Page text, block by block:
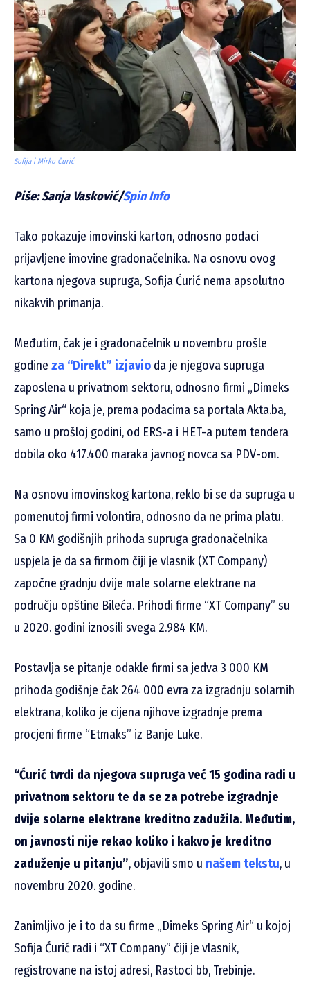
Sofija i Mirko Ćurić
Piše: Sanja Vasković/Spin Info
Tako pokazuje imovinski karton, odnosno podaci
prijavljene imovine gradonačelnika. Na osnovu ovog
kartona njegova supruga, Sofija Ćurić nema apsolutno
nikakvih primanja.
Međutim, čak je i gradonačelnik u novembru prošle
godine za “Direkt” izjavio da je njegova supruga
zaposlena u privatnom sektoru, odnosno firmi „Dimeks
Spring Air“ koja je, prema podacima sa portala Akta.ba,
samo u prošloj godini, od ERS-a i HET-a putem tendera
dobila oko 417.400 maraka javnog novca sa PDV-om.
Na osnovu imovinskog kartona, reklo bi se da supruga u
pomenutoj firmi volontira, odnosno da ne prima platu.
Sa 0 KM godišnjih prihoda supruga gradonačelnika
uspjela je da sa firmom čiji je vlasnik (XT Company)
započne gradnju dvije male solarne elektrane na
području opštine Bileća. Prihodi firme “XT Company” su
u 2020. godini iznosili svega 2.984 KM.
Postavlja se pitanje odakle firmi sa jedva 3 000 KM
prihoda godišnje čak 264 000 evra za izgradnju solarnih
elektrana, koliko je cijena njihove izgradnje prema
procjeni firme “Etmaks” iz Banje Luke.
“Ćurić tvrdi da njegova supruga već 15 godina radi u
privatnom sektoru te da se za potrebe izgradnje
dvije solarne elektrane kreditno zadužila. Međutim,
on javnosti nije rekao koliko i kakvo je kreditno
zaduženje u pitanju”, objavili smo u našem tekstu, u
novembru 2020. godine.
Zanimljivo je i to da su firme „Dimeks Spring Air“ u kojoj
Sofija Ćurić radi i “XT Company” čiji je vlasnik,
registrovane na istoj adresi, Rastoci bb, Trebinje.